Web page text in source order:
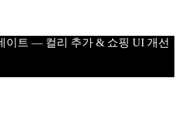
이트 — 컬리 추가 & 쇼핑 UI 개선